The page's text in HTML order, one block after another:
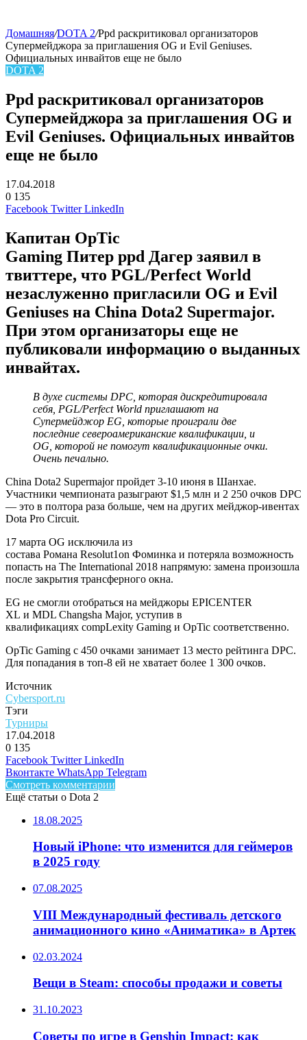
Домашняя/DOTA 2/Ppd раскритиковал организаторов
Супермейджора за приглашения OG и Evil Geniuses.
Официальных инвайтов еще не было
DOTA 2
Ppd раскритиковал организаторов
Супермейджора за приглашения OG и
Evil Geniuses. Официальных инвайтов
еще не было
17.04.2018
0 135
Facebook Twitter LinkedIn
Капитан OpTic
Gaming Питер ppd Дагер заявил в
твиттере, что PGL/Perfect World
незаслуженно пригласили OG и Evil
Geniuses на China Dota2 Supermajor.
При этом организаторы еще не
публиковали информацию о выданных
инвайтах.
В духе системы DPC, которая дискредитировала
себя, PGL/Perfect World приглашают на
Супермейджор EG, которые проиграли две
последние североамериканские квалификации, и
OG, которой не помогут квалификационные очки.
Очень печально.
China Dota2 Supermajor пройдет 3-10 июня в Шанхае.
Участники чемпионата разыграют $1,5 млн и 2 250 очков DPC
— это в полтора раза больше, чем на других мейджор-ивентах
Dota Pro Circuit.
17 марта OG исключила из
состава Романа Resolut1on Фоминка и потеряла возможность
попасть на The International 2018 напрямую: замена произошла
после закрытия трансферного окна.
EG не смогли отобраться на мейджоры EPICENTER
XL и MDL Changsha Major, уступив в
квалификациях compLexity Gaming и OpTic соответственно.
OpTic Gaming с 450 очками занимает 13 место рейтинга DPC.
Для попадания в топ-8 ей не хватает более 1 300 очков.
Источник
Cybersport.ru
Тэги
Турниры
17.04.2018
0 135
Facebook Twitter LinkedIn
Вконтакте WhatsApp Telegram
Смотреть комментарии
Ещё статьи о Dota 2
18.08.2025
Новый iPhone: что изменится для геймеров
в 2025 году
07.08.2025
VIII Международный фестиваль детского
анимационного кино «Аниматика» в Артек
02.03.2024
Вещи в Steam: способы продажи и советы
31.10.2023
Советы по игре в Genshin Impact: как